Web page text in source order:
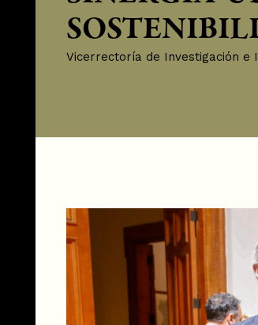
Vicerrectoría de Investigación e